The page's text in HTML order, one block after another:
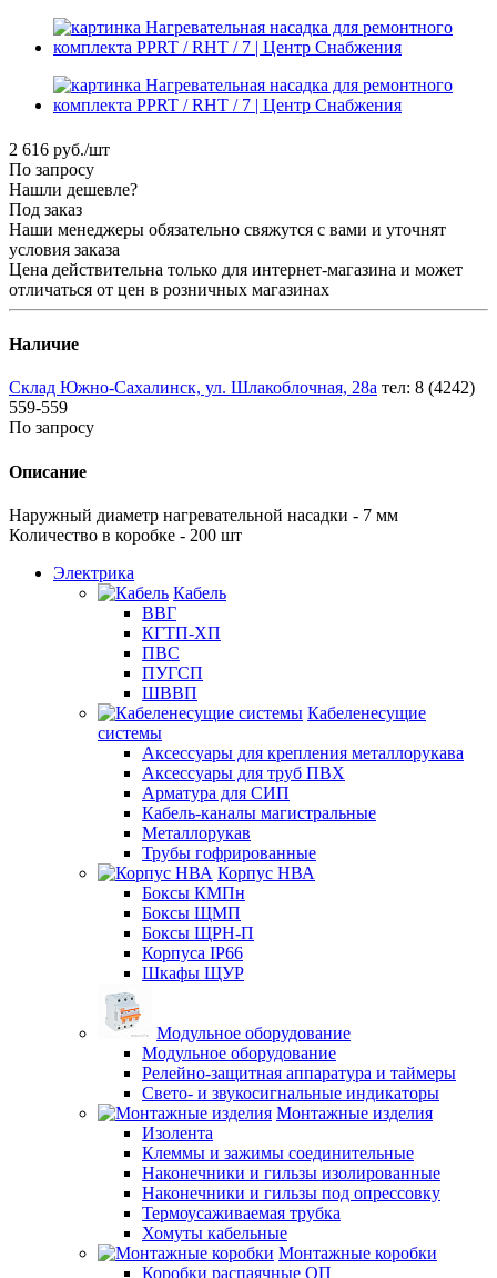
2 616 руб./шт
По запросу
Нашли дешевле?
Под заказ
Наши менеджеры обязательно свяжутся с вами и уточнят
условия заказа
Цена действительна только для интернет-магазина и может
отличаться от цен в розничных магазинах
Наличие
Склад Южно-Сахалинск, ул. Шлакоблочная, 28а тел: 8 (4242)
559-559
По запросу
Описание
Наружный диаметр нагревательной насадки - 7 мм
Количество в коробке - 200 шт
Электрика
Кабель
ВВГ
КГТП-ХП
ПВС
ПУГСП
ШВВП
Кабеленесущие
системы
Аксессуары для крепления металлорукава
Аксессуары для труб ПВХ
Арматура для СИП
Кабель-каналы магистральные
Металлорукав
Трубы гофрированные
Корпус НВА
Боксы КМПн
Боксы ЩМП
Боксы ЩРН-П
Корпуса IP66
Шкафы ЩУР
Модульное оборудование
Модульное оборудование
Релейно-защитная аппаратура и таймеры
Свето- и звукосигнальные индикаторы
Монтажные изделия
Изолента
Клеммы и зажимы соединительные
Наконечники и гильзы изолированные
Наконечники и гильзы под опрессовку
Термоусаживаемая трубка
Хомуты кабельные
Монтажные коробки
Коробки распаячные ОП